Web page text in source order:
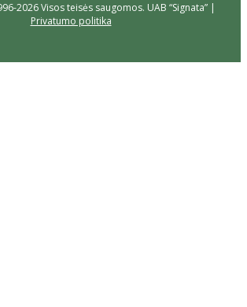
2026 Visos teisės saugomos. UAB “Signata” |
Privatumo politika